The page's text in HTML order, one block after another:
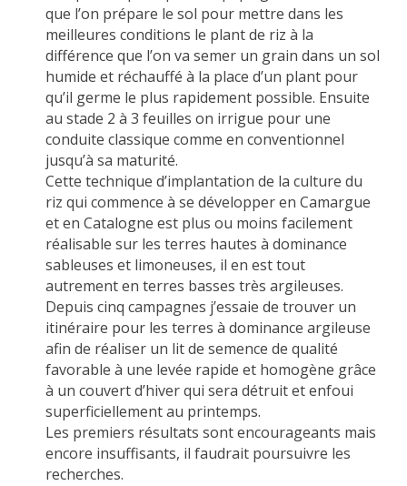
que l’on prépare le sol pour mettre dans les
meilleures conditions le plant de riz à la
différence que l’on va semer un grain dans un sol
humide et réchauffé à la place d’un plant pour
qu’il germe le plus rapidement possible. Ensuite
au stade 2 à 3 feuilles on irrigue pour une
conduite classique comme en conventionnel
jusqu’à sa maturité.
Cette technique d’implantation de la culture du
riz qui commence à se développer en Camargue
et en Catalogne est plus ou moins facilement
réalisable sur les terres hautes à dominance
sableuses et limoneuses, il en est tout
autrement en terres basses très argileuses.
Depuis cinq campagnes j’essaie de trouver un
itinéraire pour les terres à dominance argileuse
afin de réaliser un lit de semence de qualité
favorable à une levée rapide et homogène grâce
à un couvert d’hiver qui sera détruit et enfoui
superficiellement au printemps.
Les premiers résultats sont encourageants mais
encore insuffisants, il faudrait poursuivre les
recherches.